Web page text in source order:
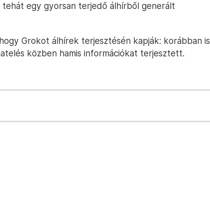
egy gyorsan terjedő álhírből generált
Grokot álhírek terjesztésén kapják: korábban is
közben hamis információkat terjesztett.